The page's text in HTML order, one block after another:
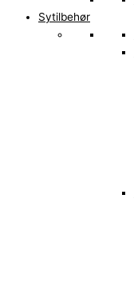
Sytilbehør